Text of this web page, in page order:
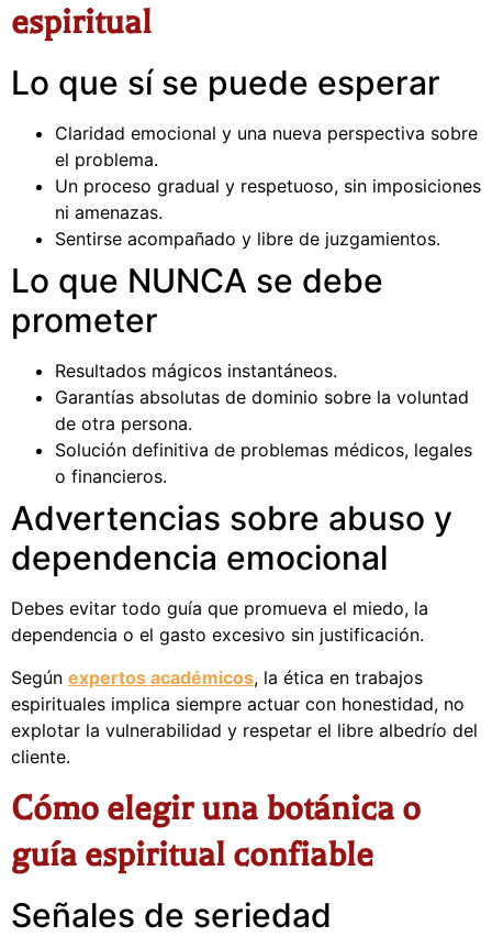
espiritual
Lo que sí se puede esperar
Claridad emocional y una nueva perspectiva sobre
el problema.
Un proceso gradual y respetuoso, sin imposiciones
ni amenazas.
Sentirse acompañado y libre de juzgamientos.
Lo que NUNCA se debe
prometer
Resultados mágicos instantáneos.
Garantías absolutas de dominio sobre la voluntad
de otra persona.
Solución definitiva de problemas médicos, legales
o financieros.
Advertencias sobre abuso y
dependencia emocional
Debes evitar todo guía que promueva el miedo, la
dependencia o el gasto excesivo sin justificación.
Según expertos académicos, la ética en trabajos
espirituales implica siempre actuar con honestidad, no
explotar la vulnerabilidad y respetar el libre albedrío del
cliente.
Cómo elegir una botánica o
guía espiritual confiable
Señales de seriedad